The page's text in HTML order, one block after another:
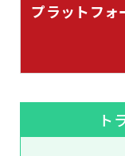
プラットフォ
ト